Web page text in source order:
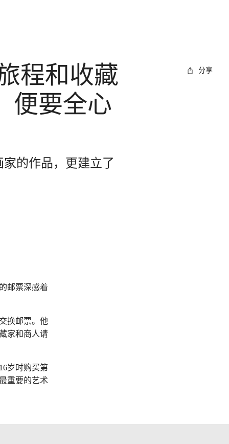
分享
程和收藏
便要全心
的作品，更建立了
邮票深感着
换邮票。他
家和商人请
岁时购买第
重要的艺术